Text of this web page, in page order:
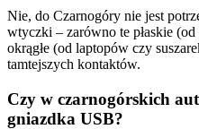
Nie, do Czarnogóry nie jest
wtyczki – zarówno te płaskie
okrągłe (od laptopów czy
tamtejszych kontaktów.
Czy w czarnogórskich
gniazdka USB?